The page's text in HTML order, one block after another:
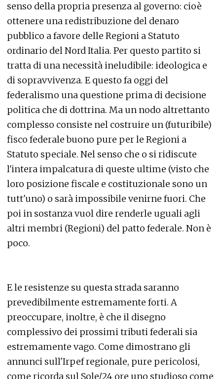
senso della propria presenza al governo: cioè
ottenere una redistribuzione del denaro
pubblico a favore delle Regioni a Statuto
ordinario del Nord Italia. Per questo partito si
tratta di una necessità ineludibile: ideologica e
di sopravvivenza. E questo fa oggi del
federalismo una questione prima di decisione
politica che di dottrina. Ma un nodo altrettanto
complesso consiste nel costruire un (futuribile)
fisco federale buono pure per le Regioni a
Statuto speciale. Nel senso che o si ridiscute
l'intera impalcatura di queste ultime (visto che
loro posizione fiscale e costituzionale sono un
tutt'uno) o sarà impossibile venirne fuori. Che
poi in sostanza vuol dire renderle uguali agli
altri membri (Regioni) del patto federale. Non è
poco.
E le resistenze su questa strada saranno
prevedibilmente estremamente forti. A
preoccupare, inoltre, è che il disegno
complessivo dei prossimi tributi federali sia
estremamente vago. Come dimostrano gli
annunci sull'Irpef regionale, pure pericolosi,
come ricorda sul Sole/24 ore uno studioso come